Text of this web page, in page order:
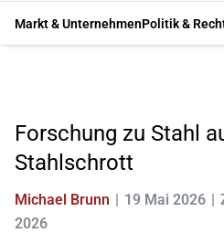
Markt & UnternehmenPolitik &
Forschung zu Stahl
Stahlschrott
Michael Brunn 19 Mai 2026
2026